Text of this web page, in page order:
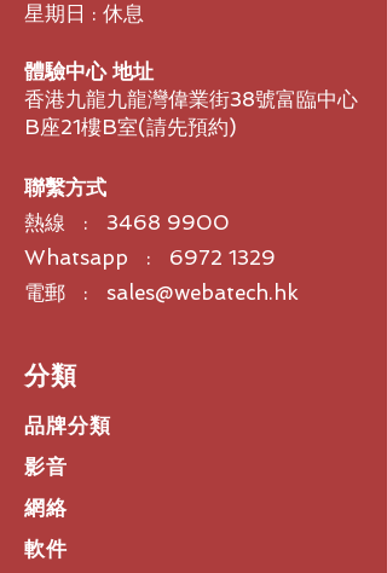
星期日 : 休息
體驗中心 地址
香港九龍九龍灣偉業街38號富臨中心
B座21樓B室​(請先預約)
聯繫方式
熱線 : 3468 9900
Whatsapp : 6972 1329
電郵 : sales@webatech.hk
​分類
品牌分類
影音
網絡
軟件